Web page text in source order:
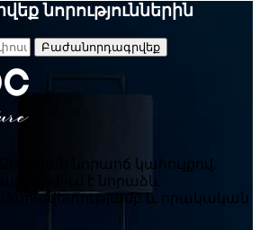
նորություններին
Բաժանորդագրվեք
տան նորաոճ կահույքով.
է նորաձև
և որակական